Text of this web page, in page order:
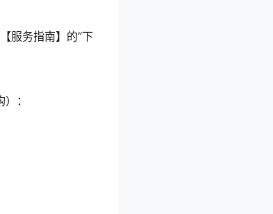
服务指南】的“下
：